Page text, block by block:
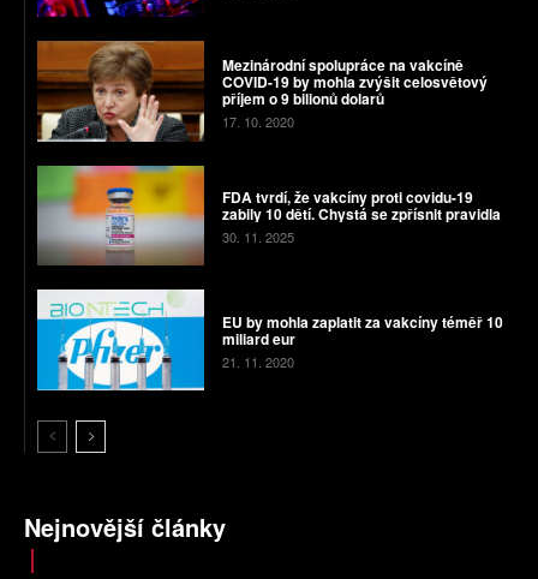
Mezinárodní spolupráce na vakcíně
COVID-19 by mohla zvýšit celosvětový
příjem o 9 bilionů dolarů
17. 10. 2020
FDA tvrdí, že vakcíny proti covidu-19
zabily 10 dětí. Chystá se zpřísnit pravidla
30. 11. 2025
EU by mohla zaplatit za vakcíny téměř 10
miliard eur
21. 11. 2020
Nejnovější články